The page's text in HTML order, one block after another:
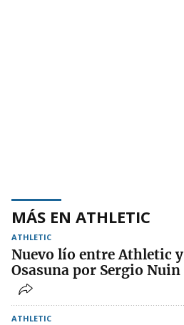
MÁS EN ATHLETIC
ATHLETIC
Nuevo lío entre Athletic y
Osasuna por Sergio Nuin
ATHLETIC